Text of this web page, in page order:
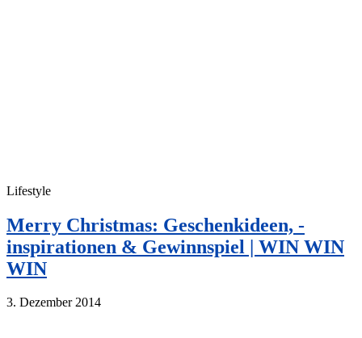
Lifestyle
Merry Christmas: Geschenkideen, -
inspirationen & Gewinnspiel | WIN WIN
WIN
3. Dezember 2014